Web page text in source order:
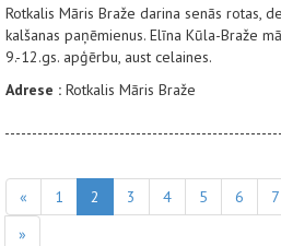
Rotkalis Māris Braže darina senās rotas,
kalšanas paņēmienus. Elīna Kūla-Braže
9.-12.gs. apģērbu, aust celaines.
Adrese : Rotkalis Māris Braže
« 1 2 3 4 5 6 7
»